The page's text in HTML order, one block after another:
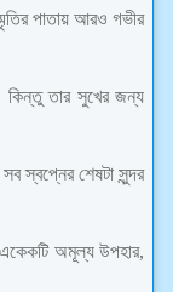
পাতায় আরও গভীর
কিন্তু তার সুখের জন্য
স্বপ্নের শেষটা সুন্দর
একেকটি অমূল্য উপহার,